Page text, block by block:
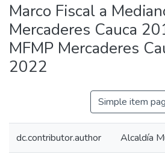
Marco Fiscal a
Mercaderes Cauca
MFMP Mercaderes
2022
Simple item
dc.contributor.author Alcaldía